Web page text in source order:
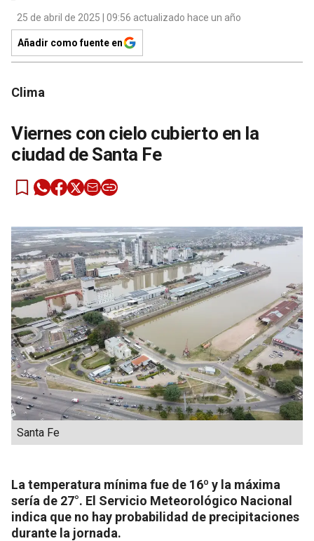
25 de abril de 2025 | 09:56 actualizado hace un año
Añadir como fuente en
Clima
Viernes con cielo cubierto en la
ciudad de Santa Fe
Santa Fe
La temperatura mínima fue de 16º y la máxima
sería de 27°. El Servicio Meteorológico Nacional
indica que no hay probabilidad de precipitaciones
durante la jornada.